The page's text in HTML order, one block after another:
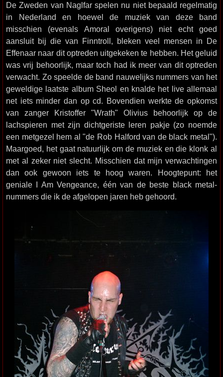
De Zweden van Naglfar spelen nu niet bepaald regelmatig
in Nederland en hoewel de muziek van deze band
misschien (evenals Amoral overigens) niet echt goed
aansluit bij die van Finntroll, bleken veel mensen in De
Effenaar naar dit optreden uitgekeken te hebben. Het geluid
was vrij behoorlijk, maar toch had ik meer van dit optreden
verwacht. Zo speelde de band nauwelijks nummers van het
geweldige laatste album Sheol en knalde het live allemaal
net iets minder dan op cd. Bovendien werkte de opkomst
van zanger Kristoffer "Wrath" Olivius behoorlijk op de
lachspieren met zijn dichtgeriste leren pakje (zo noemde
een metgezel hem al "de Rob Halford van de black metal").
Maargoed, het gaat natuurlijk om de muziek en die klonk al
met al zeker niet slecht. Misschien dat mijn verwachtingen
dan ook gewoon iets te hoog waren. Hoogtepunt: het
geniale I Am Vengeance, één van de beste black metal-
nummers die ik de afgelopen jaren heb gehoord.